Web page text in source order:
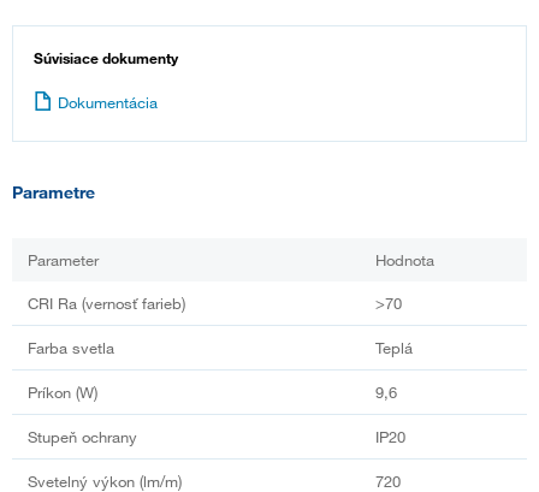
Súvisiace dokumenty
Dokumentácia
Parametre
Parameter Hodnota
CRI Ra (vernosť farieb) >70
Farba svetla Teplá
Príkon (W) 9,6
Stupeň ochrany IP20
Svetelný výkon (lm/m) 720